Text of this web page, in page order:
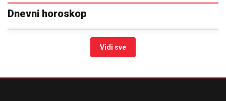
Dnevni horoskop
Vidi sve